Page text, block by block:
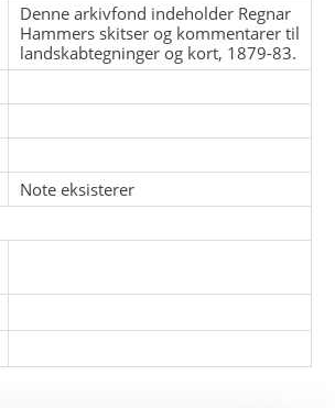
Denne arkivfond indeholder Regnar
Hammers skitser og kommentarer til
landskabtegninger og kort, 1879-83.
Note eksisterer